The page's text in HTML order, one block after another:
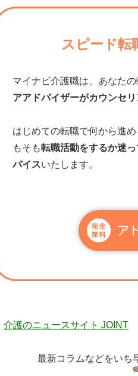
スピード転
マイナビ介護職は、あなた
アアドバイザーがカウンセ
はじめての転職で何から進
もそも転職活動をするか迷
バイスいたします。
介護のニュースサイト JOINT
最新コラムなどをいち